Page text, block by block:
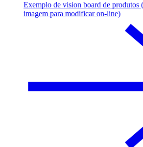
Exemplo de vision board de produtos
imagem para modificar on-line)